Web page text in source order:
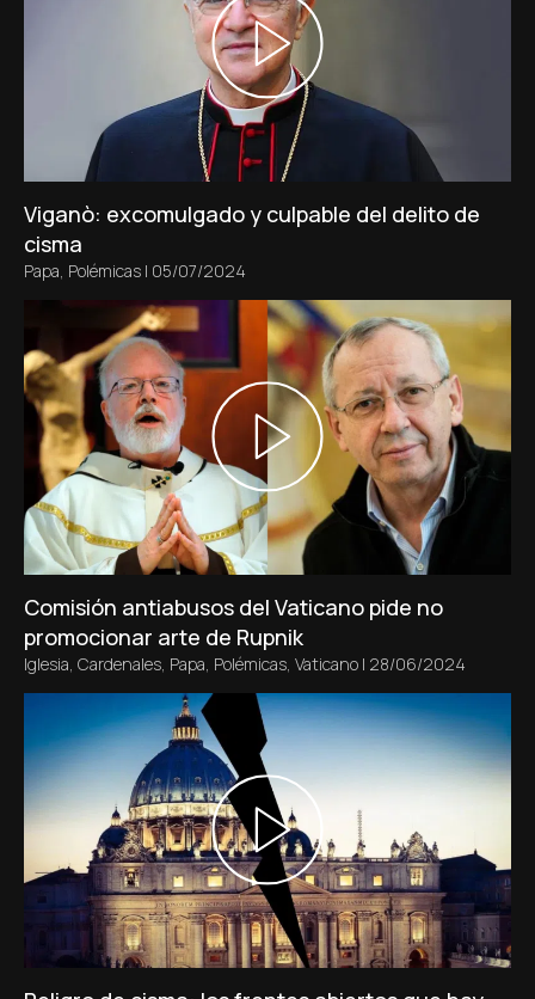
Viganò: excomulgado y culpable del delito de
cisma
Papa, Polémicas | 05/07/2024
Comisión antiabusos del Vaticano pide no
promocionar arte de Rupnik
Iglesia, Cardenales, Papa, Polémicas, Vaticano | 28/06/2024